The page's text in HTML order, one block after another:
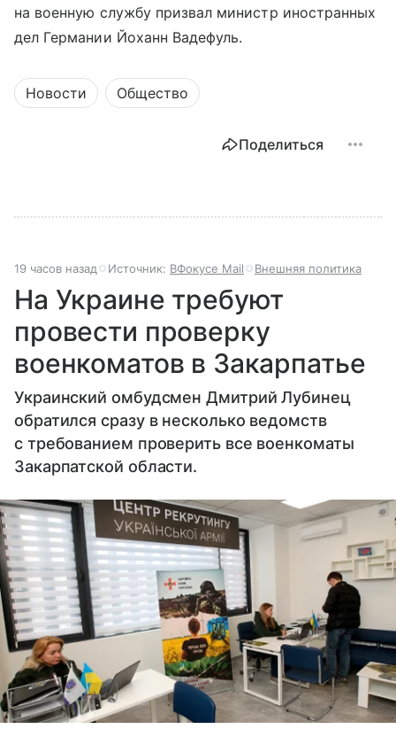
на военную службу призвал министр иностранных
дел Германии Йоханн Вадефуль.
Новости Общество
Поделиться
19 часов назад Источник: ВФокусе Mail Внешняя политика
На Украине требуют
провести проверку
военкоматов в Закарпатье
Украинский омбудсмен Дмитрий Лубинец
обратился сразу в несколько ведомств
с требованием проверить все военкоматы
Закарпатской области.